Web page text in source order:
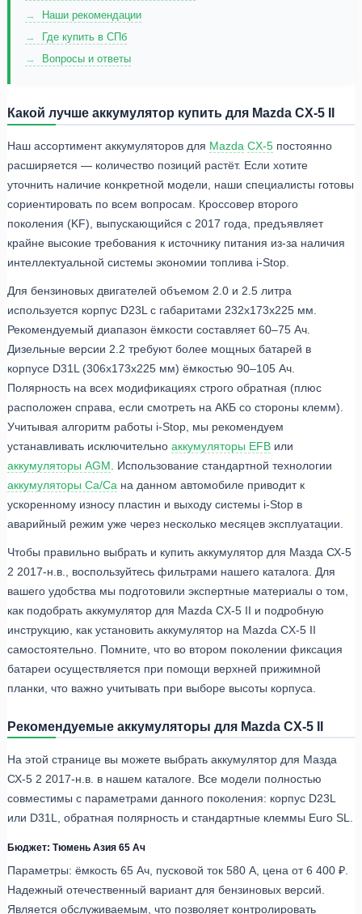
Наши рекомендации
Где купить в СПб
Вопросы и ответы
Какой лучше аккумулятор купить для Mazda CX-5 II
Наш ассортимент аккумуляторов для Mazda CX-5 постоянно
расширяется — количество позиций растёт. Если хотите
уточнить наличие конкретной модели, наши специалисты готовы
сориентировать по всем вопросам. Кроссовер второго
поколения (KF), выпускающийся с 2017 года, предъявляет
крайне высокие требования к источнику питания из-за наличия
интеллектуальной системы экономии топлива i-Stop.
Для бензиновых двигателей объемом 2.0 и 2.5 литра
используется корпус D23L с габаритами 232x173x225 мм.
Рекомендуемый диапазон ёмкости составляет 60–75 Ач.
Дизельные версии 2.2 требуют более мощных батарей в
корпусе D31L (306x173x225 мм) ёмкостью 90–105 Ач.
Полярность на всех модификациях строго обратная (плюс
расположен справа, если смотреть на АКБ со стороны клемм).
Учитывая алгоритм работы i-Stop, мы рекомендуем
устанавливать исключительно аккумуляторы EFB или
аккумуляторы AGM . Использование стандартной технологии
аккумуляторы Ca/Ca на данном автомобиле приводит к
ускоренному износу пластин и выходу системы i-Stop в
аварийный режим уже через несколько месяцев эксплуатации.
Чтобы правильно выбрать и купить аккумулятор для Мазда СХ-5
2 2017-н.в., воспользуйтесь фильтрами нашего каталога. Для
вашего удобства мы подготовили экспертные материалы о том,
как подобрать аккумулятор для Mazda CX-5 II и подробную
инструкцию, как установить аккумулятор на Mazda CX-5 II
самостоятельно. Помните, что во втором поколении фиксация
батареи осуществляется при помощи верхней прижимной
планки, что важно учитывать при выборе высоты корпуса.
Рекомендуемые аккумуляторы для Mazda CX-5 II
На этой странице вы можете выбрать аккумулятор для Мазда
СХ-5 2 2017-н.в. в нашем каталоге. Все модели полностью
совместимы с параметрами данного поколения: корпус D23L
или D31L, обратная полярность и стандартные клеммы Euro SL.
Бюджет: Тюмень Азия 65 Ач
Параметры: ёмкость 65 Ач, пусковой ток 580 А, цена от 6 400 ₽.
Надежный отечественный вариант для бензиновых версий.
Является обслуживаемым, что позволяет контролировать